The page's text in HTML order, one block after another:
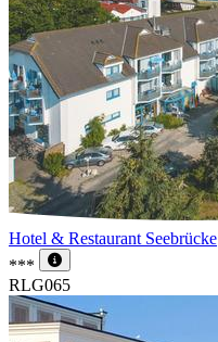
Hotel & Restaurant Seebrücke
***
RLG065